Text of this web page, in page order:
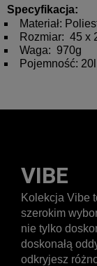
Specyfikacja:
Materiał:
Rozmiar: 45 x
Waga: 970g
Pojemność: 20l
VIBE
Kolekcja Vibe
szerokim
nie tylko
doskonałą
odkryjesz